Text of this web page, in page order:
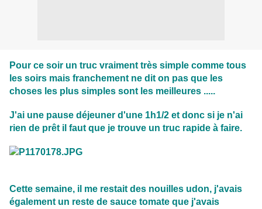
Pour ce soir un truc vraiment très simple comme tous
les soirs mais franchement ne dit on pas que les
choses les plus simples sont les meilleures .....
J'ai une pause déjeuner d'une 1h1/2 et donc si je n'ai
rien de prêt il faut que je trouve un truc rapide à faire.
Cette semaine, il me restait des nouilles udon, j'avais
également un reste de sauce tomate que j'avais